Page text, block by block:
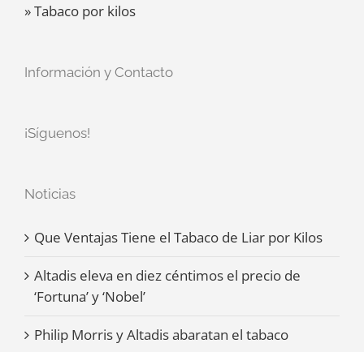
» Tabaco por kilos
Información y Contacto
¡Síguenos!
Noticias
Que Ventajas Tiene el Tabaco de Liar por Kilos
Altadis eleva en diez céntimos el precio de
‘Fortuna’ y ‘Nobel’
Philip Morris y Altadis abaratan el tabaco